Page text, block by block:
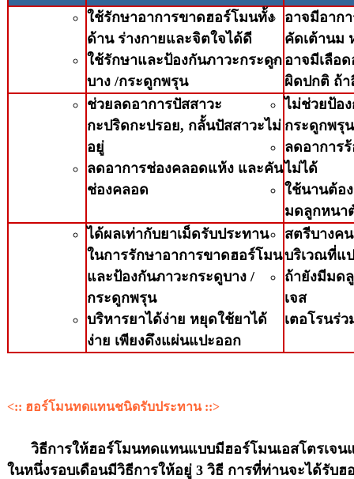
ใช้รักษาอาการขาดฮอร์โมนทั้ง
ด้าน ร่างกายและจิตใจได้ดี
ใช้รักษาและป้องกันภาวะกระดูก
บาง /กระดูกพรุน
อาจมีอากา
คัดเต้านม
อาจมีเลือ
ผิดปกติ ถ้า
ช่วยลดอาการปัสสาวะ
กะปริดกะปรอย, กลั้นปัสสาวะไม่
อยู่
ลดอาการช่องคลอดแห้ง และคัน
ช่องคลอด
ไม่ช่วยป้อ
กระดูกพรุน
ลดอาการ
ไม่ได้
ใช้นานต้อง
มดลูกหนา
ได้ผลเท่ากับยาเม็ดรับประทาน
ในการรักษาอาการขาดฮอร์โมน
และป้องกันภาวะกระดูบาง /
กระดูกพรุน
บริหารยาได้ง่าย หยุดใช้ยาได้
ง่าย เพียงดึงแผ่นแปะออก
สตรีบางค
บริเวณที่แ
ถ้ายังมีมด
เจส
เตอโรนร่
<:: ฮอร์โมนทดแทนชนิดรับประทาน ::>
วิธีการให้ฮอร์โมนทดแทนแบบมีฮอร์โมนเอสโตรเจนแ
ในหนึ่งรอบเดือนมีวิธีการให้อยู่ 3 วิธี การที่ท่านจะได้รับ